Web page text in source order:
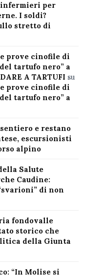
infermieri per
I soldi?
stretto di
prove cinofile di
tartufo nero” a
A TARTUFI su
prove cinofile di
tartufo nero” a
e restano
escursionisti
alpino
Salute
Caudine:
di non
fondovalle
storico che
della Giunta
“In Molise si